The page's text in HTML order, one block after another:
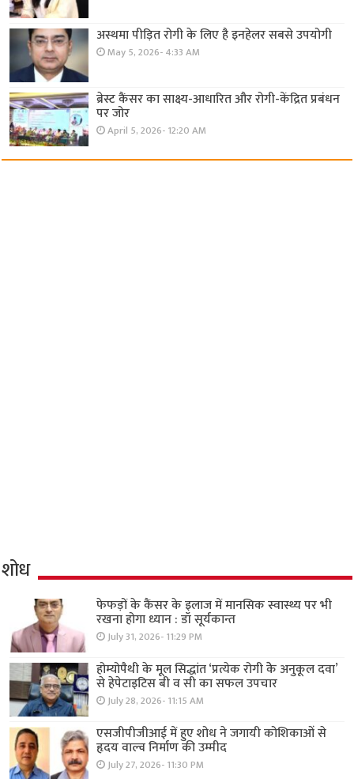
अस्थमा पीड़ित रोगी के लिए है इनहेलर सबसे उपयोगी
May 5, 2026- 4:33 AM
ब्रेस्ट कैंसर का साक्ष्य-आधारित और रोगी-केंद्रित प्रबंधन
पर जोर
April 5, 2026- 12:20 AM
शोध
फेफड़ों के कैंसर के इलाज में मानसिक स्वास्थ्य पर भी
रखना होगा ध्यान : डॉ सूर्यकान्त
July 31, 2026- 11:29 PM
होम्योपैथी के मूल सिद्धांत ‘प्रत्येक रोगी केे अनुकूल दवा’
से हेपेटाइटिस बी व सी का सफल उपचार
July 28, 2026- 11:15 AM
एसजीपीजीआई में हुए शोध ने जगायी कोशिकाओं से
हृदय वाल्व निर्माण की उम्मीद
July 27, 2026- 11:30 PM